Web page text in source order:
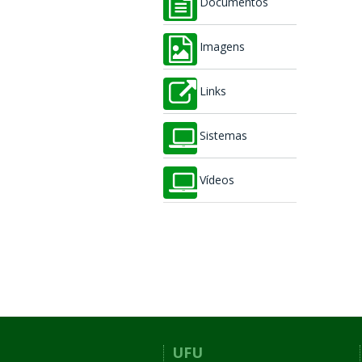
Documentos
Imagens
Links
Sistemas
Vídeos
UFU